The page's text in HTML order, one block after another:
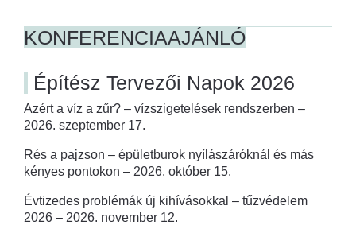
KONFERENCIAAJÁNLÓ
Építész Tervezői Napok 2026
Azért a víz a zűr? – vízszigetelések rendszerben –
2026. szeptember 17.
Rés a pajzson – épületburok nyílászáróknál és más
kényes pontokon – 2026. október 15.
Évtizedes problémák új kihívásokkal – tűzvédelem
2026 – 2026. november 12.